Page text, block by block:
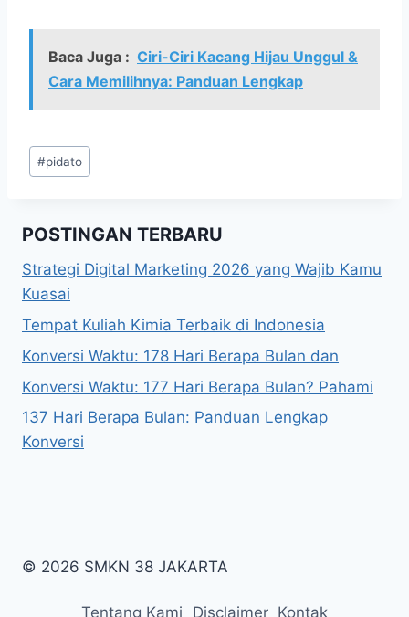
Baca Juga : Ciri-Ciri Kacang Hijau Unggul &
Cara Memilihnya: Panduan Lengkap
Post
Tags:
#pidato
POSTINGAN TERBARU
Strategi Digital Marketing 2026 yang Wajib Kamu
Kuasai
Tempat Kuliah Kimia Terbaik di Indonesia
Konversi Waktu: 178 Hari Berapa Bulan dan
Konversi Waktu: 177 Hari Berapa Bulan? Pahami
137 Hari Berapa Bulan: Panduan Lengkap
Konversi
© 2026 SMKN 38 JAKARTA
Tentang Kami Disclaimer Kontak